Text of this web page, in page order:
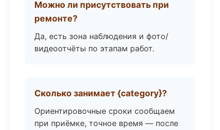
Можно ли присутствовать при
ремонте?
Да, есть зона наблюдения и фото/
видеоотчёты по этапам работ.
Сколько занимает {category}?
Ориентировочные сроки сообщаем
при приёмке, точное время — после